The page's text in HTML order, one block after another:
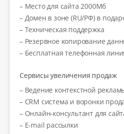
– Место для сайта 2000Мб
– Домен в зоне (RU/РФ) в
– Техническая поддержка
– Резервное копирование
– Бесплатная телефонная
Сервисы увеличения продаж
– Ведение контекстной
– CRM система и воронки
– Онлайн-консультант для
– E-mail рассылки